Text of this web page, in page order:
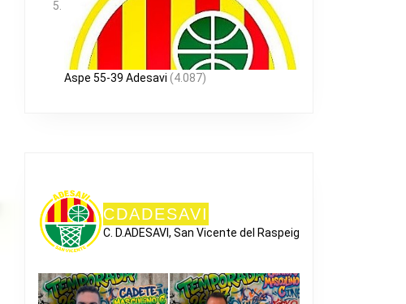
Aspe 55-39 Adesavi (4.087)
CDADESAVI
C. D.ADESAVI, San Vicente del Raspeig